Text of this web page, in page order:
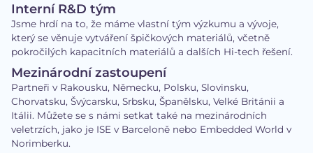
Interní R&D tým
Jsme hrdí na to, že máme vlastní tým výzkumu a vývoje,
který se věnuje vytváření špičkových materiálů, včetně
pokročilých kapacitních materiálů a dalších Hi-tech řešení.
Mezinárodní zastoupení
Partneři v Rakousku, Německu, Polsku, Slovinsku,
Chorvatsku, Švýcarsku, Srbsku, Španělsku, Velké Británii a
Itálii. Můžete se s námi setkat také na mezinárodních
veletrzích, jako je ISE v Barceloně nebo Embedded World v
Norimberku.